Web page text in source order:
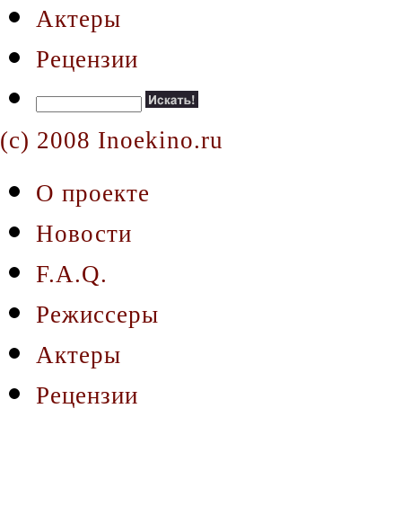
Актеры
Рецензии
(c) 2008 Inoekino.ru
О проекте
Новости
F.A.Q.
Режиссеры
Актеры
Рецензии